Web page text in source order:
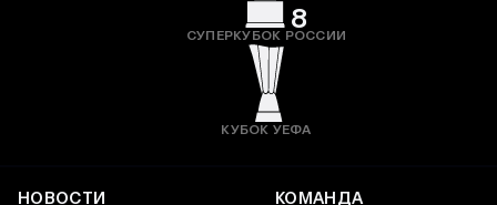
8
СУПЕРКУБОК РОССИИ
КУБОК УЕФА
НОВОСТИ КОМАНДА